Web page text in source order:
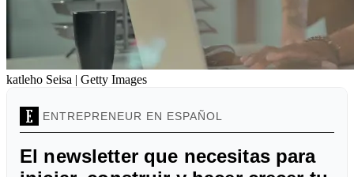
katleho Seisa | Getty Images